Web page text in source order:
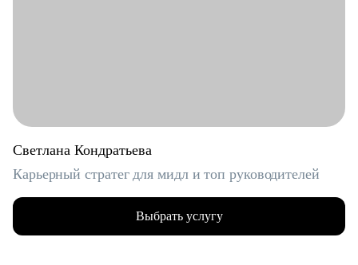
Светлана Кондратьева
Карьерный стратег для мидл и топ руководителей
Выбрать услугу